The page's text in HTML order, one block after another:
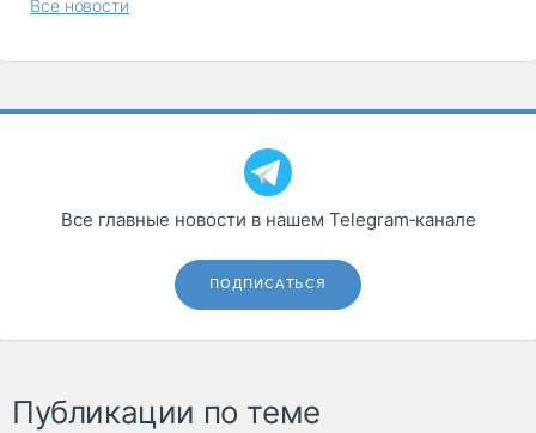
Все новости
Все главные новости в нашем Telegram‑канале
ПОДПИСАТЬСЯ
Публикации по теме